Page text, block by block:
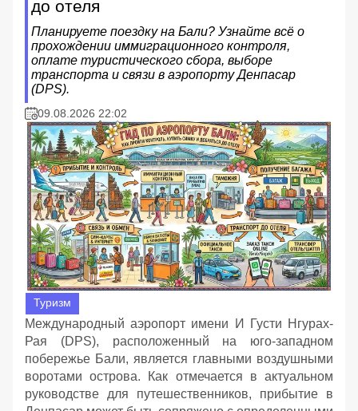
до отеля
Планируете поездку на Бали? Узнайте всё о
прохождении иммиграционного контроля,
оплате туристического сбора, выборе
транспорта и связи в аэропорту Денпасар
(DPS).
09.08.2026 22:02
Туризм
Международный аэропорт имени И Густи Нгурах-
Рая (DPS), расположенный на юго-западном
побережье Бали, является главными воздушными
воротами острова. Как отмечается в актуальном
руководстве для путешественников, прибытие в